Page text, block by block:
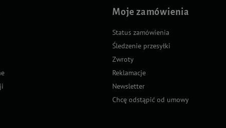
Moje zamówienia
Status zamówienia
Śledzenie przesyłki
Zwroty
Reklamacje
Newsletter
Chcę odstąpić od umowy